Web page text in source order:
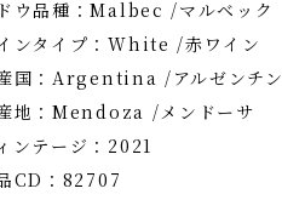
ウ品種：Malbec /マルベック
ンタイプ：White /赤ワイン
国：Argentina /アルゼンチン
地：Mendoza /メンドーサ
ンテージ：2021
CD：82707